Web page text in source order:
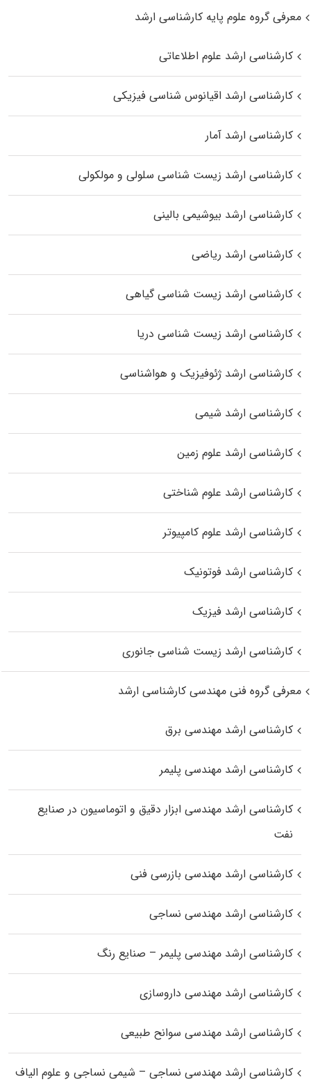
معرفی گروه علوم پایه کارشناسی ارشد
کارشناسی ارشد علوم اطلاعاتی
کارشناسی ارشد اقیانوس‌ شناسی فیزیکی
کارشناسی ارشد آمار
کارشناسی ارشد زیست شناسی سلولی و مولکولی
کارشناسی ارشد بیوشیمی بالینی
کارشناسی ارشد ریاضی
کارشناسی ارشد زیست‌ شناسی گیاهی
کارشناسی ارشد زیست‌ شناسی دریا
کارشناسی ارشد ژئوفیزیک و هواشناسی
کارشناسی ارشد شیمی
کارشناسی ارشد علوم زمین
کارشناسی ارشد علوم شناختی
کارشناسی ارشد علوم کامپیوتر
کارشناسی ارشد فوتونیک
کارشناسی ارشد فیزیک
کارشناسی ارشد زیست‌ شناسی جانوری
معرفی گروه فنی مهندسی کارشناسی ارشد
کارشناسی ارشد مهندسی برق
کارشناسی ارشد مهندسی پلیمر
کارشناسی ارشد مهندسی ابزار دقیق و اتوماسیون در صنایع
نفت
کارشناسی ارشد مهندسی بازرسی فنی
کارشناسی ارشد مهندسی نساجی
کارشناسی ارشد مهندسی پلیمر – صنایع رنگ
کارشناسی ارشد مهندسی داروسازی
کارشناسی ارشد مهندسی سوانح طبیعی
کارشناسی ارشد مهندسی نساجی – شیمی نساجی و علوم الیاف